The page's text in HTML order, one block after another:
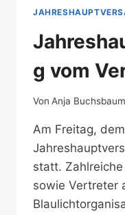
g vom
Von Anja Buchsbaum
Am Freitag,
statt.
sowie Vertreter